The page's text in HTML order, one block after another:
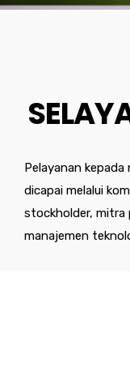
Pelayanan
dicapai melalui
stockholder, mitra
manajemen